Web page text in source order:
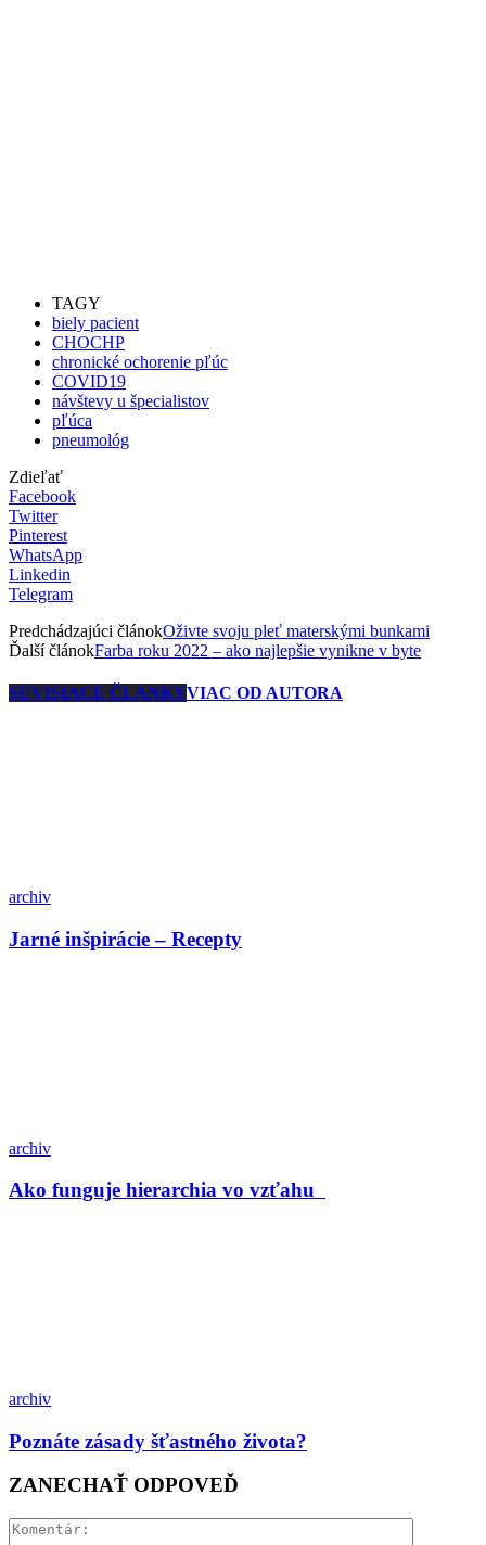
TAGY
biely pacient
CHOCHP
chronické ochorenie pľúc
COVID19
návštevy u špecialistov
pľúca
pneumológ
Zdieľať
Facebook
Twitter
Pinterest
WhatsApp
Linkedin
Telegram
Predchádzajúci článokOživte svoju pleť materskými bunkami
Ďalší článokFarba roku 2022 – ako najlepšie vynikne v byte
SÚVISIACE ČLÁNKYVIAC OD AUTORA
archiv
Jarné inšpirácie – Recepty
archiv
Ako funguje hierarchia vo vzťahu
archiv
Poznáte zásady šťastného života?
ZANECHAŤ ODPOVEĎ